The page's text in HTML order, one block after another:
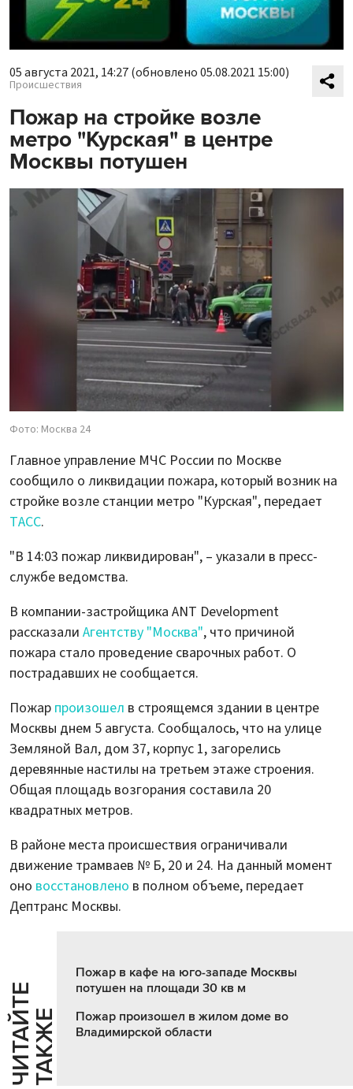
05 августа 2021, 14:27(обновлено 05.08.2021 15:00)
Происшествия
Пожар на стройке возле
метро "Курская" в центре
Москвы потушен
Фото: Москва 24
Главное управление МЧС России по Москве
сообщило о ликвидации пожара, который возник на
стройке возле станции метро "Курская", передает
ТАСС.
"В 14:03 пожар ликвидирован", – указали в пресс-
службе ведомства.
В компании-застройщика ANT Development
рассказали Агентству "Москва", что причиной
пожара стало проведение сварочных работ. О
пострадавших не сообщается.
Пожар произошел в строящемся здании в центре
Москвы днем 5 августа. Сообщалось, что на улице
Земляной Вал, дом 37, корпус 1, загорелись
деревянные настилы на третьем этаже строения.
Общая площадь возгорания составила 20
квадратных метров.
В районе места происшествия ограничивали
движение трамваев № Б, 20 и 24. На данный момент
оно восстановлено в полном объеме, передает
Дептранс Москвы.
Ч
И
Т
АЙ
Т
Е
Т
А
К
ЖЕ
Пожар в кафе на юго-западе Москвы
потушен на площади 30 кв м
Пожар произошел в жилом доме во
Владимирской области